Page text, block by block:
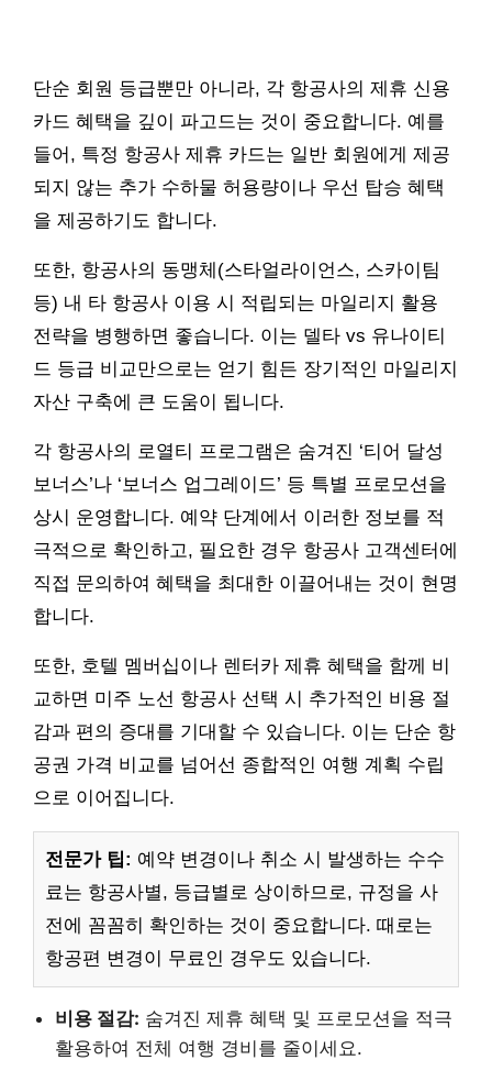
단순 회원 등급뿐만 아니라, 각 항공사의 제휴 신용
카드 혜택을 깊이 파고드는 것이 중요합니다. 예를
들어, 특정 항공사 제휴 카드는 일반 회원에게 제공
되지 않는 추가 수하물 허용량이나 우선 탑승 혜택
을 제공하기도 합니다.
또한, 항공사의 동맹체(스타얼라이언스, 스카이팀
등) 내 타 항공사 이용 시 적립되는 마일리지 활용
전략을 병행하면 좋습니다. 이는 델타 vs 유나이티
드 등급 비교만으로는 얻기 힘든 장기적인 마일리지
자산 구축에 큰 도움이 됩니다.
각 항공사의 로열티 프로그램은 숨겨진 ‘티어 달성
보너스’나 ‘보너스 업그레이드’ 등 특별 프로모션을
상시 운영합니다. 예약 단계에서 이러한 정보를 적
극적으로 확인하고, 필요한 경우 항공사 고객센터에
직접 문의하여 혜택을 최대한 이끌어내는 것이 현명
합니다.
또한, 호텔 멤버십이나 렌터카 제휴 혜택을 함께 비
교하면 미주 노선 항공사 선택 시 추가적인 비용 절
감과 편의 증대를 기대할 수 있습니다. 이는 단순 항
공권 가격 비교를 넘어선 종합적인 여행 계획 수립
으로 이어집니다.
전문가 팁: 예약 변경이나 취소 시 발생하는 수수
료는 항공사별, 등급별로 상이하므로, 규정을 사
전에 꼼꼼히 확인하는 것이 중요합니다. 때로는
항공편 변경이 무료인 경우도 있습니다.
비용 절감: 숨겨진 제휴 혜택 및 프로모션을 적극
활용하여 전체 여행 경비를 줄이세요.